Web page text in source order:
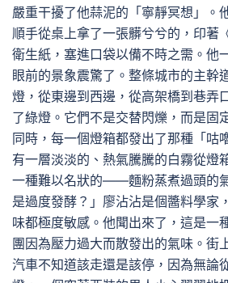
嚴重干擾了他蒜泥的「寧靜冥想」。
順手從桌上拿了一張髒兮兮的，印著
衛生紙，塞進口袋以備不時之需。他
眼前的景象震驚了。整條城市的主幹
燈，從東邊到西邊，從高架橋到巷弄
了綠燈。它們不是交替閃爍，而是固
同時，每一個燈箱都發出了那種「咕
有一層淡淡的、熱氣騰騰的白霧從燈
一種難以名狀的——麵粉蒸煮過頭的
是過度發酵？」廖沾沾是個醬料學家
味都極度敏感。他聞出來了，這是一
團因為壓力過大而散發出的氣味。街
汽車不知道該走還是該停，因為無論